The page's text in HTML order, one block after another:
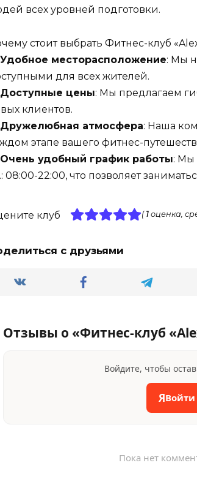
всех уровней подготовки.
стоит выбрать Фитнес-клуб
Удобное месторасположение: Мы
для всех жителей.
Доступные цены: Мы предлагаем
клиентов.
Дружелюбная атмосфера: Наша
этапе вашего фитнес-
Очень удобный график работы: Мы
08:00-22:00, что позволяет
клуб ( 1оценка,
с друзьями
Отзывы о «Фитнес-клуб
Войдите, чтобы
ЯВойти
Пока нет